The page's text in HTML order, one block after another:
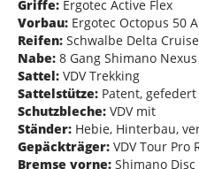
Griffe: Ergotec Active Flex
Vorbau: Ergotec Octopus 50
Reifen: Schwalbe Delta
Nabe: 8 Gang Shimano
Sattel: VDV Trekking
Sattelstütze: Patent, gefedert
Schutzbleche: VDV mit
Ständer: Hebie, Hinterbau,
Gepäckträger: VDV Tour Pro
Bremse vorne: Shimano Disc